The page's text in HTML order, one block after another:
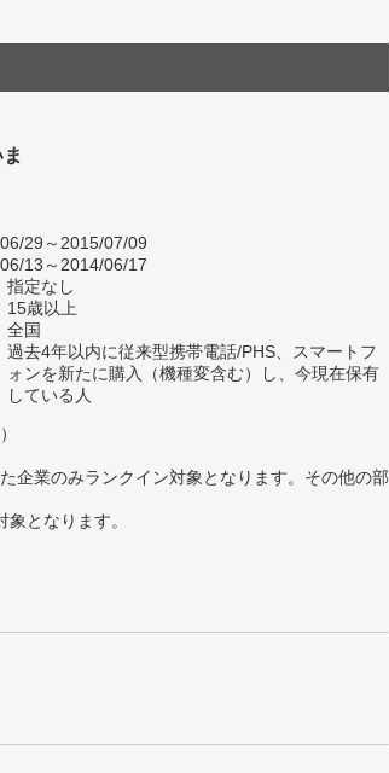
29～2015/07/09
13～2014/06/17
指定なし
15歳以上
全国
過去4年以内に従来型携帯電話/PHS、スマートフ
ォンを新たに購入（機種変含む）し、今現在保有
している人
企業のみランクイン対象となります。その他の部
となります。